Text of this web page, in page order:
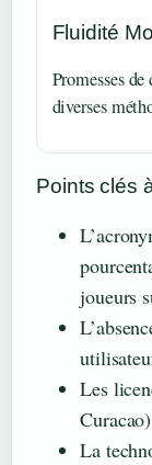
Fluidité
Promesses
diverses
Points clés
joueurs
Les
La